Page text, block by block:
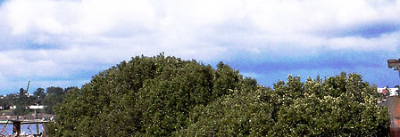
Dörtel Gemi Söküm AB
çıkarıldı
Aliağa’daki Dörtel Gemi
Gemi Geri Dönüşüm
özellikle özellikle kıyı şeridi
ilişkin hükümlere
listesinden